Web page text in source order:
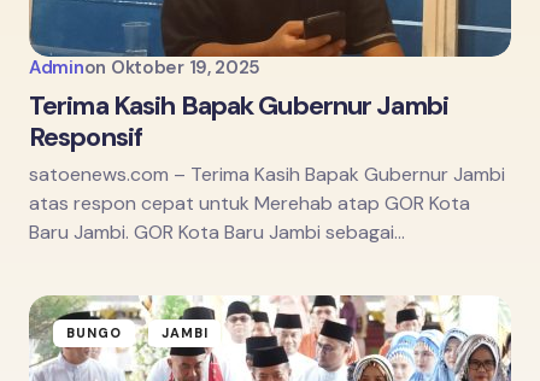
Adminon Oktober 19, 2025
Terima Kasih Bapak Gubernur Jambi
Responsif
satoenews.com – Terima Kasih Bapak Gubernur Jambi
atas respon cepat untuk Merehab atap GOR Kota
Baru Jambi. GOR Kota Baru Jambi sebagai…
BUNGO JAMBI